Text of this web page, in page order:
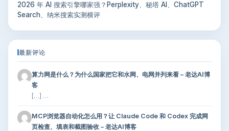
2026 年 AI 搜索引擎哪家强？Perplexity、秘塔 AI、ChatGPT
Search、纳米搜索实测横评
最新评论
算力网是什么？为什么国家把它和水网、电网并列来看 – 老达AI博
客
[…] …
MCP浏览器自动化怎么用？让 Claude Code 和 Codex 完成网
页检查、填表和截图验收 – 老达AI博客